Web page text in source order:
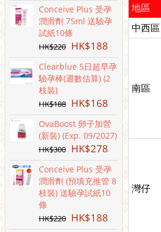
Conceive Plus 受孕
潤滑劑 75ml 送驗孕
試紙10條
HK$220 HK$188
Clearblue 5日超早孕
驗孕棒(週數估算) (2
枝裝)
HK$188 HK$168
OvaBoost 卵子加營
(新裝) (Exp. 09/2027)
HK$300 HK$278
Conceive Plus 受孕
潤滑劑 (預填充推管 8
枝裝) 送驗孕試紙10
條
HK$220 HK$188
地區
中西區
南區
灣仔